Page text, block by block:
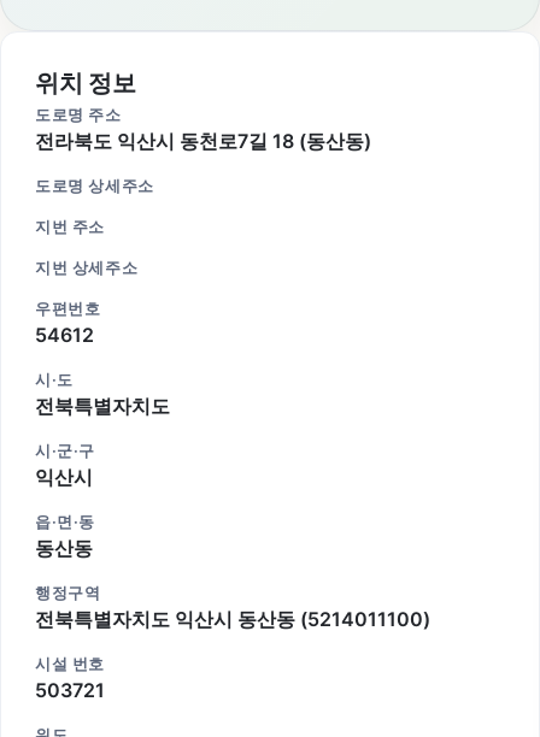
위치 정보
도로명 주소
전라북도 익산시 동천로7길 18 (동산동)
도로명 상세주소
지번 주소
지번 상세주소
우편번호
54612
시·도
전북특별자치도
시·군·구
익산시
읍·면·동
동산동
행정구역
전북특별자치도 익산시 동산동 (5214011100)
시설 번호
503721